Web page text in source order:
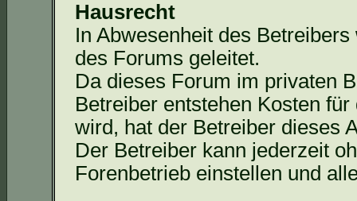
Hausrecht
In Abwesenheit des
des Forums geleitet.
Da dieses Forum im privaten
Betreiber entstehen Kosten
wird, hat der Betreiber dieses
Der Betreiber kann jederzeit
Forenbetrieb einstellen und